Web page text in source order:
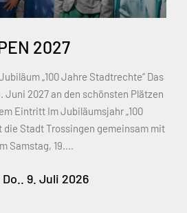
2027
„100 Jahre Stadtrechte“ Das
Juni 2027 an den schönsten Plätzen
Eintritt Im Jubiläumsjahr „100
die Stadt Trossingen gemeinsam mit
Samstag, 19....
Do.. 9. Juli 2026